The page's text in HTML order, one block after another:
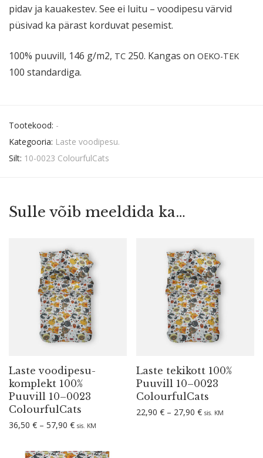
pidav ja kauakestev. See ei luitu – voodipesu värvid
püsivad ka pärast korduvat pesemist.
100% puuvill, 146 g/m2, TC 250. Kangas on OEKO-TEK
100 standardiga.
Tootekood: -
Kategooria: Laste voodipesu.
Silt: 10-0023 ColourfulCats
Sulle võib meeldida ka…
Laste voodi­pe­su­
komplekt 100%
Puuvill 10–0023
ColourfulCats
36,50 € – 57,90 €Hinnavahemik: 36,50 € kuni 57,90 €
sis. KM
Laste tekikott 100%
Puuvill 10–0023
ColourfulCats
22,90 € – 27,90 €Hinnavahemik:
sis. KM